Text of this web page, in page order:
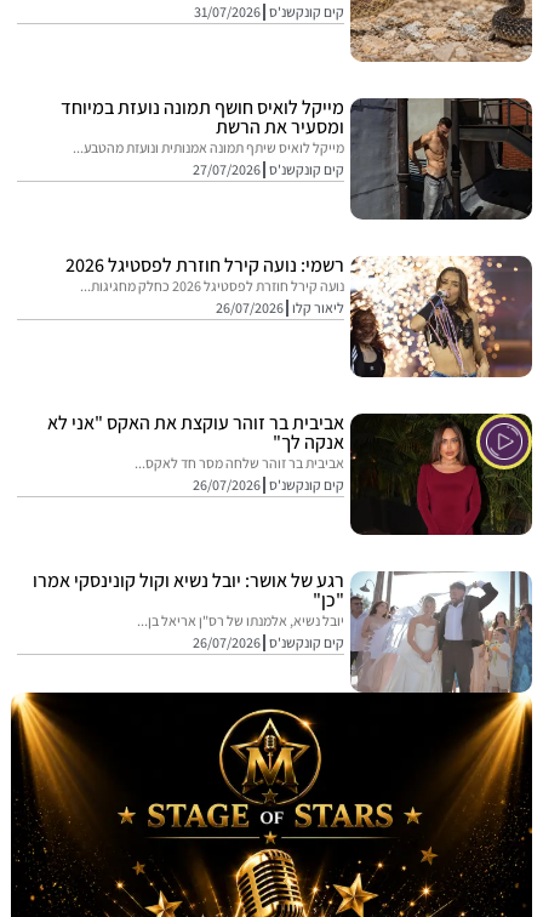
קים קונקשנ'ס 31/07/2026
מייקל לואיס חושף תמונה נועזת במיוחד
ומסעיר את הרשת
מייקל לואיס שיתף תמונה אמנותית ונועזת מהטבע...
קים קונקשנ'ס 27/07/2026
רשמי: נועה קירל חוזרת לפסטיגל 2026
נועה קירל חוזרת לפסטיגל 2026 כחלק מחגיגות...
ליאור קלו 26/07/2026
אביבית בר זוהר עוקצת את האקס "אני לא
אנקה לך"
אביבית בר זוהר שלחה מסר חד לאקס...
קים קונקשנ'ס 26/07/2026
רגע של אושר: יובל נשיא וקול קונינסקי אמרו
"כן"
יובל נשיא, אלמנתו של רס"ן אריאל בן...
קים קונקשנ'ס 26/07/2026